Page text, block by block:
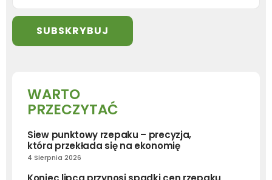
WARTO
PRZECZYTAĆ
Siew punktowy rzepaku – precyzja,
która przekłada się na ekonomię
4 Sierpnia 2026